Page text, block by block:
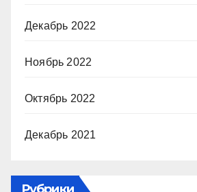
Декабрь 2022
Ноябрь 2022
Октябрь 2022
Декабрь 2021